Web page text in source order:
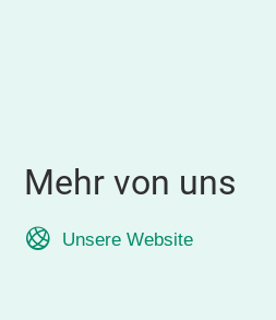
Mehr von uns
Unsere Website